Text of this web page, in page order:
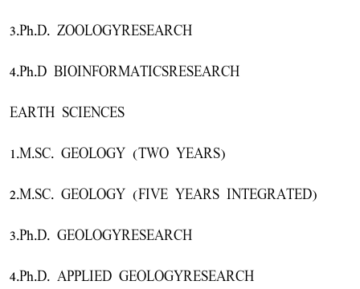
3.Ph.D. ZOOLOGYRESEARCH
4.Ph.D BIOINFORMATICSRESEARCH
EARTH SCIENCES
1.M.SC. GEOLOGY (TWO YEARS)
2.M.SC. GEOLOGY (FIVE YEARS INTEGRATED)
3.Ph.D. GEOLOGYRESEARCH
4.Ph.D. APPLIED GEOLOGYRESEARCH